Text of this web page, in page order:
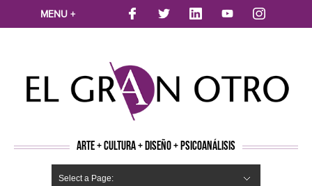
MENU +
ARTE + CULTURA + DISEÑO + PSICOANÁLISIS
Select a Page: